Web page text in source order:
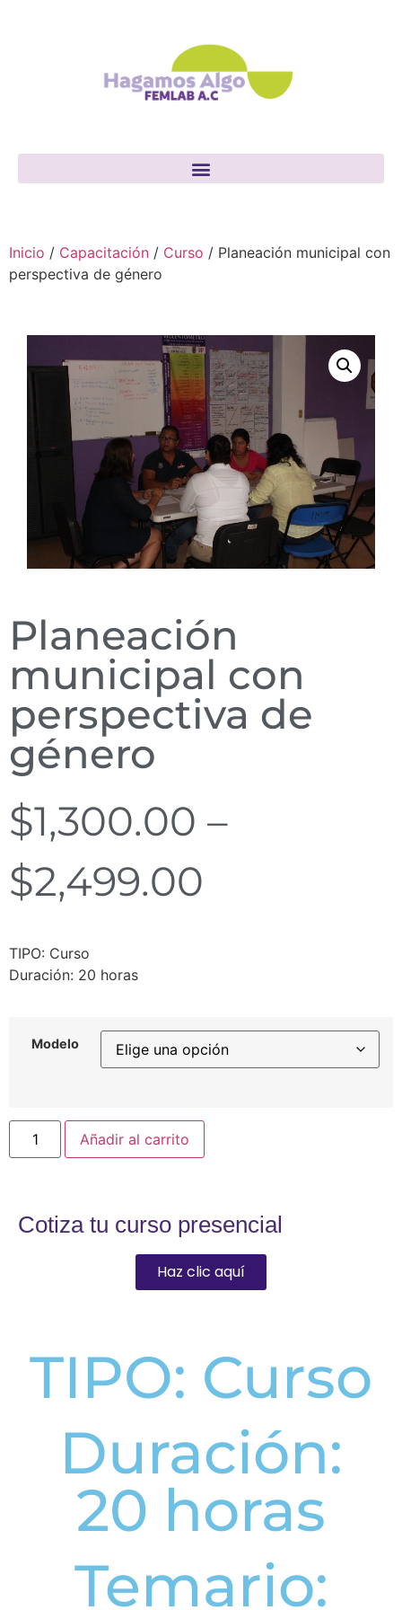
Inicio / Capacitación / Curso / Planeación municipal con
perspectiva de género
Planeación
municipal con
perspectiva de
género
$1,300.00 –
$2,499.00
TIPO: Curso
Duración: 20 horas
Modelo
Añadir al carrito
Cotiza tu curso presencial
Haz clic aquí
TIPO: Curso
Duración:
20 horas
Temario: